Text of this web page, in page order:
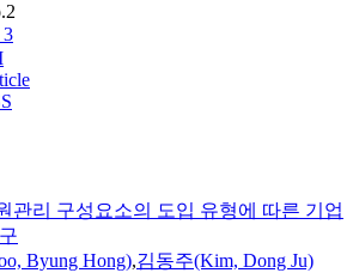
3
관리 구성요소의 도입 유형에 따른 기업
Byung Hong),김동주(Kim, Dong Ju)